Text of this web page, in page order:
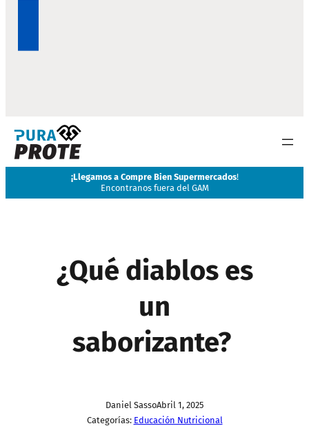
Disponibles en Masxmenos
Creatina 1lb, Whey Limpio, ISO Limpio
¿Qué diablos es
un
saborizante?
Daniel SassoAbril 1, 2025
Categorías: Educación Nutricional